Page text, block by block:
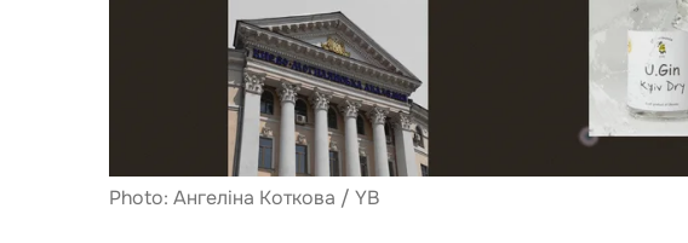
Photo: Ангеліна Коткова / YB